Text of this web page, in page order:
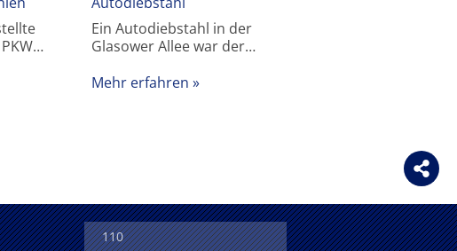
Ein Autodiebstahl in der
Glasower Allee war der…
Mehr erfahren
110